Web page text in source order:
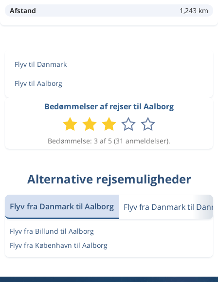
Afstand 1,243 km
Flyv til Danmark
Flyv til Aalborg
Bedømmelser af rejser til Aalborg
Bedømmelse: 3 af 5 (31 anmeldelser).
Alternative rejsemuligheder
Flyv fra Danmark til Aalborg Flyv fra Danmark til
Flyv fra Billund til Aalborg
Flyv fra København til Aalborg